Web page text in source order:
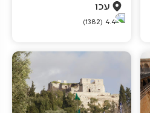
עכו
4.4
(1382)